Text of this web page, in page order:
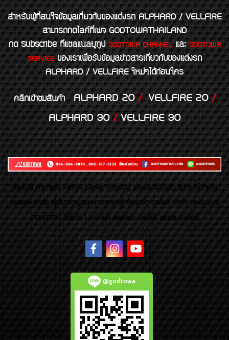
สำหรับผู้ที่สนใจข้อมูลเกี่ยวกับของแต่งรถ ALPHARD / VELLFIRE
สามารถกดไลค์ที่เพจ GODTOWATHAILAND
กด Subscribe ที่แชลแนลยูทูปGODTOWA CHANNELและGODTOWA
SERVICEของเราเพื่อรับข้อมูลข่าวสารเกี่ยวกับของแต่งรถ
ALPHARD / VELLFIRE ใหม่ๆได้ก่อนใคร
คลิกเข้าชมสินค้า ALPHARD 20/VELLFIRE 20/
ALPHARD 30/VELLFIRE 30
ของเเต่ง Alphard Vellfire Lexus Majesty ของเเต่งรถนำเข้า อุปกรณ์ตกแต่ง
ของแต่ง ชุดล้อ ผู้เชี่ยวชาญเฉพาะทางรถยนต์ อัลพาร์ด เวลไฟร์ นำเข้า ประดับยนต์
TOYOTA ( โตโยต้า ) รถนำเข้า อัลพาร์ด เวลไฟร์ เลกซัส มาเจสตี้
@godtowa